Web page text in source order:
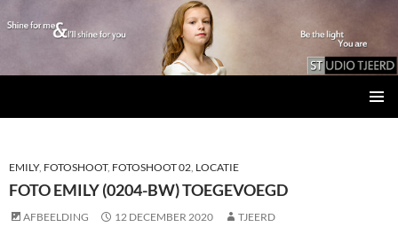
INHOUD
EMILY, FOTOSHOOT, FOTOSHOOT 02, LOCATIE
FOTO EMILY (0204-BW) TOEGEVOEGD
AFBEELDING 12 DECEMBER 2020 TJEERD